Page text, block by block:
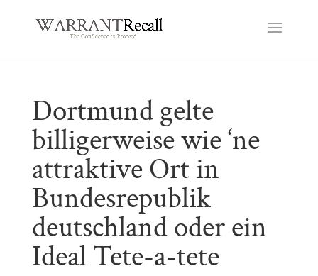
Dortmund gelte
billigerweise wie ‘ne
attraktive Ort in
Bundesrepublik
deutschland oder ein
Ideal Tete-a-tete